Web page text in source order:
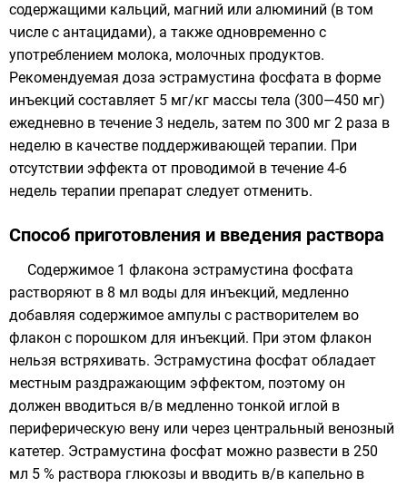
содержащими кальций, магний или алюминий (в том
числе с антацидами), а также одновременно с
употреблением молока, молочных продуктов.
Рекомендуемая доза эстрамустина фосфата в форме
инъекций составляет 5 мг/кг массы тела (300—450 мг)
ежедневно в течение 3 недель, затем по 300 мг 2 раза в
неделю в качестве поддерживающей терапии. При
отсутствии эффекта от проводимой в течение 4-6
недель терапии препарат следует отменить.
Способ приготовления и введения раствора
Содержимое 1 флакона эстрамустина фосфата
растворяют в 8 мл воды для инъекций, медленно
добавляя содержимое ампулы с растворителем во
флакон с порошком для инъекций. При этом флакон
нельзя встряхивать. Эстрамустина фосфат обладает
местным раздражающим эффектом, поэтому он
должен вводиться в/в медленно тонкой иглой в
периферическую вену или через центральный венозный
катетер. Эстрамустина фосфат можно развести в 250
мл 5 % раствора глюкозы и вводить в/в капельно в